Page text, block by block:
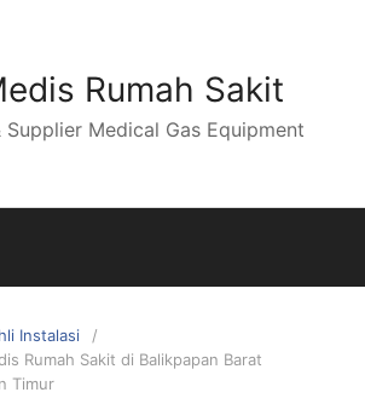
Rumah Sakit
Supplier Medical Gas Equipment
Instalasi
Rumah Sakit di Balikpapan Barat
Timur